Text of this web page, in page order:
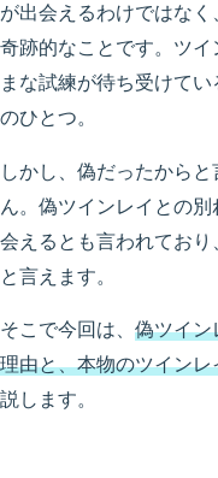
が出会えるわけではな
奇跡的なことです。ツ
まな試練が待ち受けて
のひとつ。
しかし、偽だったから
ん。偽ツインレイとの
会えるとも言われてお
と言えます。
そこで今回は、 偽ツイン
理由と、本物のツイン
説します。